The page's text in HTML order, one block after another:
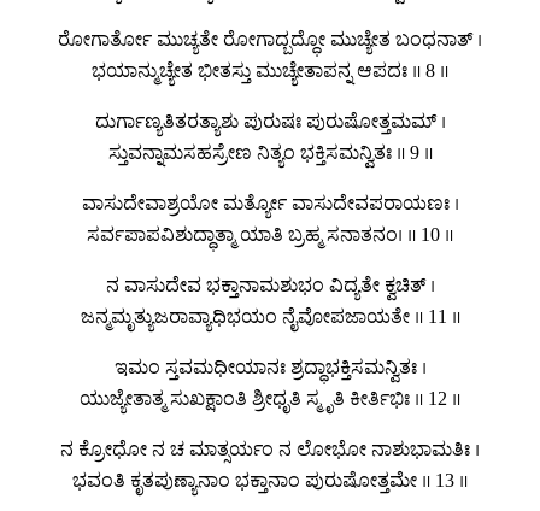
ರೋಗಾರ್ತೋ ಮುಚ್ಯತೇ ರೋಗಾದ್ಬದ್ಧೋ ಮುಚ್ಯೇತ ಬಂಧನಾತ್ ।
ಭಯಾನ್ಮುಚ್ಯೇತ ಭೀತಸ್ತು ಮುಚ್ಯೇತಾಪನ್ನ ಆಪದಃ ॥ 8 ॥
ದುರ್ಗಾಣ್ಯತಿತರತ್ಯಾಶು ಪುರುಷಃ ಪುರುಷೋತ್ತಮಮ್ ।
ಸ್ತುವನ್ನಾಮಸಹಸ್ರೇಣ ನಿತ್ಯಂ ಭಕ್ತಿಸಮನ್ವಿತಃ ॥ 9 ॥
ವಾಸುದೇವಾಶ್ರಯೋ ಮರ್ತ್ಯೋ ವಾಸುದೇವಪರಾಯಣಃ ।
ಸರ್ವಪಾಪವಿಶುದ್ಧಾತ್ಮಾ ಯಾತಿ ಬ್ರಹ್ಮ ಸನಾತನಂ। ॥ 10 ॥
ನ ವಾಸುದೇವ ಭಕ್ತಾನಾಮಶುಭಂ ವಿದ್ಯತೇ ಕ್ವಚಿತ್ ।
ಜನ್ಮಮೃತ್ಯುಜರಾವ್ಯಾಧಿಭಯಂ ನೈವೋಪಜಾಯತೇ ॥ 11 ॥
ಇಮಂ ಸ್ತವಮಧೀಯಾನಃ ಶ್ರದ್ಧಾಭಕ್ತಿಸಮನ್ವಿತಃ ।
ಯುಜ್ಯೇತಾತ್ಮ ಸುಖಕ್ಷಾಂತಿ ಶ್ರೀಧೃತಿ ಸ್ಮೃತಿ ಕೀರ್ತಿಭಿಃ ॥ 12 ॥
ನ ಕ್ರೋಧೋ ನ ಚ ಮಾತ್ಸರ್ಯಂ ನ ಲೋಭೋ ನಾಶುಭಾಮತಿಃ ।
ಭವಂತಿ ಕೃತಪುಣ್ಯಾನಾಂ ಭಕ್ತಾನಾಂ ಪುರುಷೋತ್ತಮೇ ॥ 13 ॥